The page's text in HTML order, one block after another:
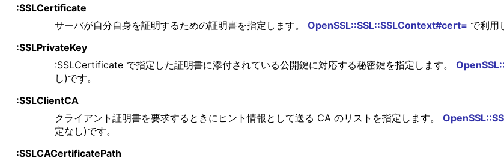
:SSLCertificate
サーバが自分自身を証明するための証明書を指定します。 OpenSSL::SSL::SSLContext#cert= で利用
:SSLPrivateKey
:SSLCertificate で指定した証明書に添付されている公開鍵に対応する秘密鍵を指定します。
し)です。
:SSLClientCA
クライアント証明書を要求するときにヒント情報として送る CA のリストを指定します。
定なし)です。
:SSLCACertificatePath